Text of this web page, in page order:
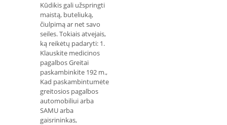
Kūdikis gali užspringti
maistą, buteliuką,
čiulpimą ar net savo
seiles. Tokiais atvejais,
ką reikėtų padaryti: 1.
Klauskite medicinos
pagalbos Greitai
paskambinkite 192 m.,
Kad paskambintumėte
greitosios pagalbos
automobiliui arba
SAMU arba
gaisrininkas,